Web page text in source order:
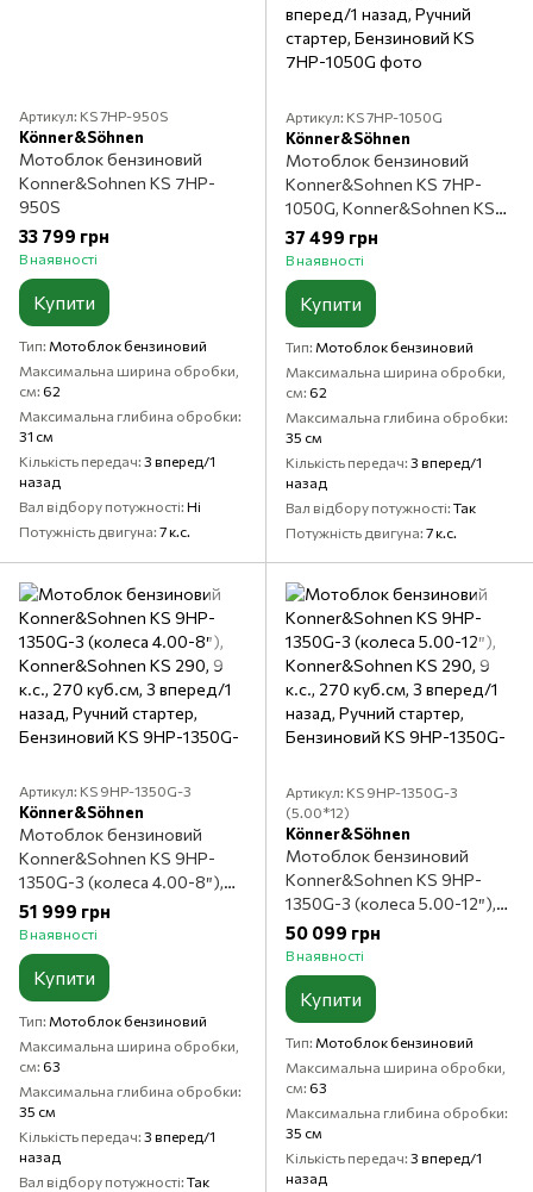
Артикул: KS 7HP-950S
Könner&Söhnen
Мотоблок бензиновий
Konner&Sohnen KS 7HP-
950S
33 799 грн
В наявності
Купити
Тип Мотоблок бензиновий
Максимальна ширина обробки,
см 62
Максимальна глибина обробки
31 см
Кількість передач 3 вперед/1
назад
Вал відбору потужності Ні
Потужність двигуна 7 к.с.
Артикул: KS 7HP-1050G
Könner&Söhnen
Мотоблок бензиновий
Konner&Sohnen KS 7HP-
1050G, Konner&Sohnen KS
240, 7 к.с., 212 куб.см, 3
вперед/1 назад, Ручний
стартер, Бензиновий
37 499 грн
В наявності
Купити
Тип Мотоблок бензиновий
Максимальна ширина обробки,
см 62
Максимальна глибина обробки
35 см
Кількість передач 3 вперед/1
назад
Вал відбору потужності Так
Потужність двигуна 7 к.с.
Артикул: KS 9HP-1350G-3
Könner&Söhnen
Мотоблок бензиновий
Konner&Sohnen KS 9HP-
1350G-3 (колеса 4.00-8″),
Konner&Sohnen KS 290, 9
к.с., 270 куб.см, 3 вперед/1
назад, Ручний стартер,
Бензиновий
51 999 грн
В наявності
Купити
Тип Мотоблок бензиновий
Максимальна ширина обробки,
см 63
Максимальна глибина обробки
35 см
Кількість передач 3 вперед/1
назад
Вал відбору потужності Так
Артикул: KS 9HP-1350G-3
(5.00*12)
Könner&Söhnen
Мотоблок бензиновий
Konner&Sohnen KS 9HP-
1350G-3 (колеса 5.00-12″),
Konner&Sohnen KS 290, 9
к.с., 270 куб.см, 3 вперед/1
назад, Ручний стартер,
Бензиновий
50 099 грн
В наявності
Купити
Тип Мотоблок бензиновий
Максимальна ширина обробки,
см 63
Максимальна глибина обробки
35 см
Кількість передач 3 вперед/1
назад